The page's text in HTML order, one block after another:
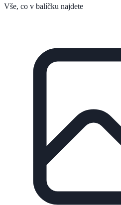
Vše, co v balíčku najdete